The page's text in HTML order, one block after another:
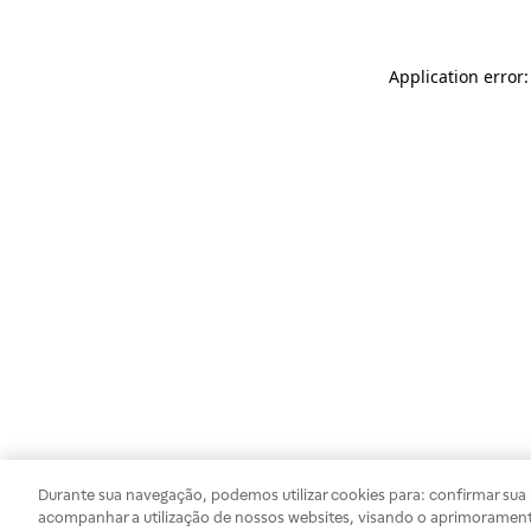
Application
Durante sua navegação, podemos utilizar cookies para: confirmar
acompanhar a utilização de nossos websites, visando o